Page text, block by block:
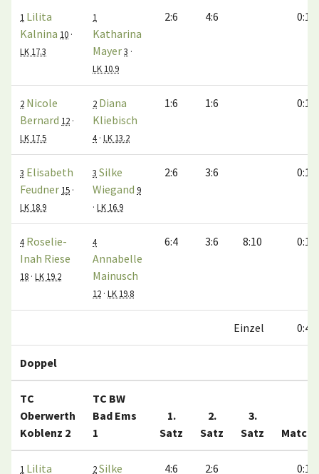
1 Lilita
Kalnina 10 ·
LK 17.3
1
Katharina
Mayer3 ·
LK 10.9
2:6 4:6 0:1
2 Nicole
Bernard 12 ·
LK 17.5
2 Diana
Kliebisch
4 · LK 13.2
1:6 1:6 0:1
3 Elisabeth
Feudner 15 ·
LK 18.9
3 Silke
Wiegand 9
· LK 16.9
2:6 3:6 0:1
4 Roselie-
Inah Riese
18 · LK 19.2
4
Annabelle
Mainusch
12 · LK 19.8
6:4 3:6 8:10 0:1
Einzel 0:4
Doppel
TC
Oberwerth
Koblenz 2
TC BW
Bad Ems
1
1.
Satz
2.
Satz
3.
Satz
1 Lilita
2Silke
4:6 2:6 0:1